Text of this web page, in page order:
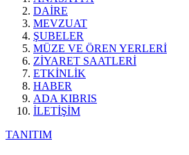
DAİRE
MEVZUAT
ŞUBELER
MÜZE VE ÖREN YERLERİ
ZİYARET SAATLERİ
ETKİNLİK
HABER
ADA KIBRIS
İLETİŞİM
TANITIM